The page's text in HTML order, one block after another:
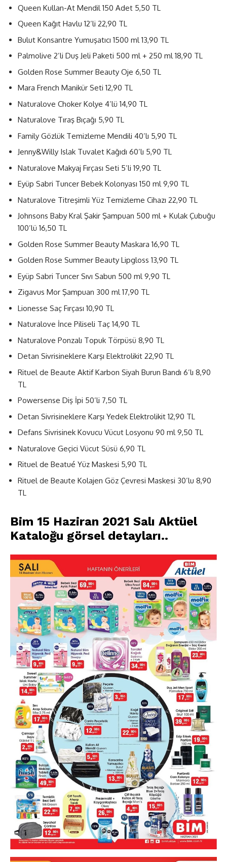
Queen Kullan-At Mendil 150 Adet 5,50 TL
Queen Kağıt Havlu 12’li 22,90 TL
Bulut Konsantre Yumuşatıcı 1500 ml 13,90 TL
Palmolive 2’li Duş Jeli Paketi 500 ml + 250 ml 18,90 TL
Golden Rose Summer Beauty Oje 6,50 TL
Mara French Manikür Seti 12,90 TL
Naturalove Choker Kolye 4’lü 14,90 TL
Naturalove Tıraş Bıçağı 5,90 TL
Family Gözlük Temizleme Mendili 40’lı 5,90 TL
Jenny&Willy Islak Tuvalet Kağıdı 60’lı 5,90 TL
Naturalove Makyaj Fırçası Seti 5’li 19,90 TL
Eyüp Sabri Tuncer Bebek Kolonyası 150 ml 9,90 TL
Naturalove Titreşimli Yüz Temizleme Cihazı 22,90 TL
Johnsons Baby Kral Şakir Şampuan 500 ml + Kulak Çubuğu
100’lü 16,50 TL
Golden Rose Summer Beauty Maskara 16,90 TL
Golden Rose Summer Beauty Lipgloss 13,90 TL
Eyüp Sabri Tuncer Sıvı Sabun 500 ml 9,90 TL
Zigavus Mor Şampuan 300 ml 17,90 TL
Lionesse Saç Fırçası 10,90 TL
Naturalove İnce Piliseli Taç 14,90 TL
Naturalove Ponzalı Topuk Törpüsü 8,90 TL
Detan Sivrisineklere Karşı Elektrolikit 22,90 TL
Rituel de Beaute Aktif Karbon Siyah Burun Bandı 6’lı 8,90
TL
Powersense Diş İpi 50’li 7,50 TL
Detan Sivrisineklere Karşı Yedek Elektrolikit 12,90 TL
Defans Sivrisinek Kovucu Vücut Losyonu 90 ml 9,50 TL
Naturalove Geçici Vücut Süsü 6,90 TL
Rituel de Beatué Yüz Maskesi 5,90 TL
Rituel de Beaute Kolajen Göz Çevresi Maskesi 30’lu 8,90
TL
Bim 15 Haziran 2021 Salı Aktüel
Kataloğu görsel detayları..